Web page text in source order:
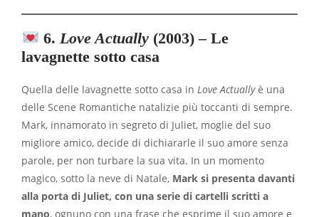
6. Love Actually (2003) – Le
lavagnette sotto casa
Quella delle lavagnette sotto casa in Love Actuallyè una
delle Scene Romantiche natalizie più toccanti di sempre.
Mark, innamorato in segreto di Juliet, moglie del suo
migliore amico, decide di dichiararle il suo amore senza
parole, per non turbare la sua vita. In un momento
magico, sotto la neve di Natale, Mark si presenta davanti
alla porta di Juliet, con una serie di cartelli scritti a
mano, ognuno con una frase che esprime il suo amore e